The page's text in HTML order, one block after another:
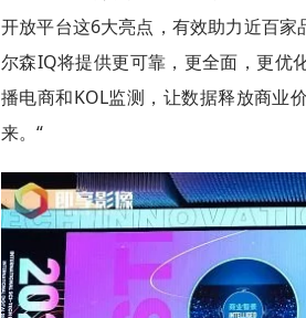
开放平台这6大亮点，有效助力近百
尔森IQ将提供更可靠，更全面，更优
播电商和KOL监测，让数据释放商业
来。“